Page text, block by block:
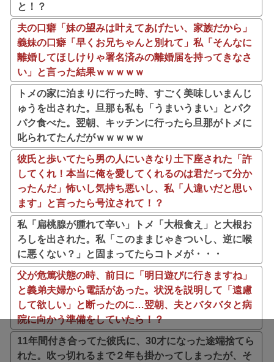
と！？
夫の口癖「妹の望みは叶えてあげたい、家族だから」
義妹の口癖「早くお兄ちゃんと別れて」私「そんなに
離婚してほしけりゃ署名済みの離婚届を持ってきなさ
い」と言った結果ｗｗｗｗｗ
トメの家に泊まりに行った時、すごく美味しいまんじ
ゅうを出された。旦那も私も「うまいうまい」とパク
パク食べた。翌朝、キッチンに行ったら旦那がトメに
叱られてたんだがｗｗｗｗｗ
彼氏と歩いてたら男の人にいきなり土下座された「許
してくれ！本当に俺を愛してくれるのは君だって分か
ったんだ」怖いし気持ち悪いし、私「人違いだと思い
ます」と言ったら号泣されて！？
私「扁桃腺が腫れて辛い」トメ「大根食え」と大根お
ろしを出された。私「このままじゃきついし、逆に喉
に悪くない？」と固まってたらコトメが・・・
父が危篤状態の時、前日に「明日遊びに行きますね」
と義弟夫婦から電話があった。状況を説明して「遠慮
して欲しい」と断ったのに…翌朝、夫とバタバタと病
院に向かう準備をしていたら！？
11年間付き合ってた彼氏に、30才になった途端捨てら
れた。吹っ切れるまで２年も掛かってしまったが、そ